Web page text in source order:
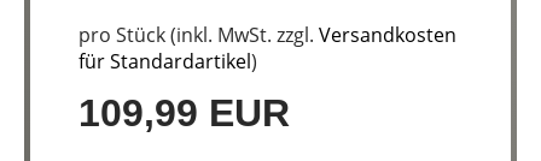
pro Stück (inkl. MwSt. zzgl. Versandkosten
für Standardartikel)
109,99 EUR